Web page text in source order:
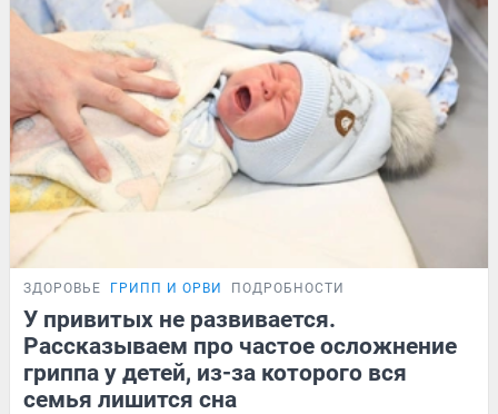
ЗДОРОВЬЕ ГРИПП И ОРВИ ПОДРОБНОСТИ
У привитых не развивается.
Рассказываем про частое осложнение
гриппа у детей, из-за которого вся
семья лишится сна